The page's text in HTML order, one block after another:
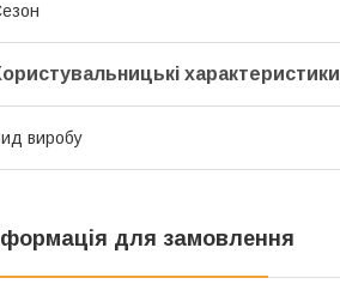
характеристики
виробу
для замовлення